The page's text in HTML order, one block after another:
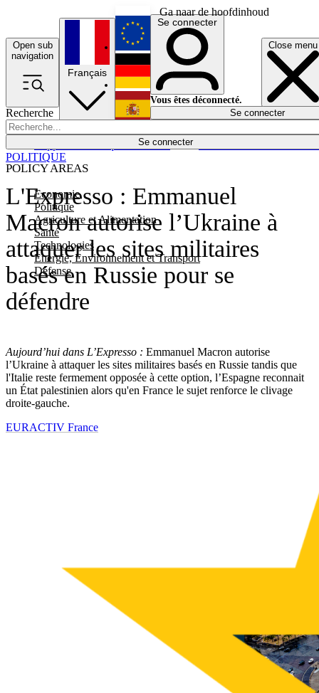
Ga naar de hoofdinhoud
Open sub
navigation
Close menu
Recherche
Se connecter
POLICY AREAS
Economie
Politique
Agriculture et Alimentation
Santé
Technologies
Energie, Environnement et Transport
Défense
Économie
Français
English
Deutsch
Español
Se connecter
Vous êtes déconnecté.
Se connecter
L'Expresso : Emmanuel
Macron autorise l’Ukraine à
attaquer les sites militaires
basés en Russie pour se
défendre
Aujourd’hui dans L’Expresso : Emmanuel Macron autorise
l’Ukraine à attaquer les sites militaires basés en Russie tandis que
l'Italie reste fermement opposée à cette option, l’Espagne reconnait
un État palestinien alors qu'en France le sujet renforce le clivage
droite-gauche.
POLITIQUE
EURACTIV France